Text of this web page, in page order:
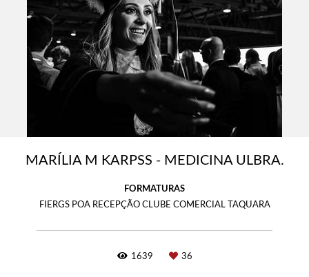
MARÍLIA M KARPSS - MEDICINA ULBRA.
FORMATURAS
FIERGS POA RECEPÇÃO CLUBE COMERCIAL TAQUARA
1639 36